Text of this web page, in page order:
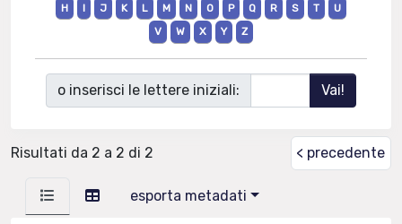
H
I J K L M N O P Q R S T
U
V
W X Y Z
o inserisci le lettere iniziali:
Risultati da 2 a 2 di 2 < precedente
esporta metadati